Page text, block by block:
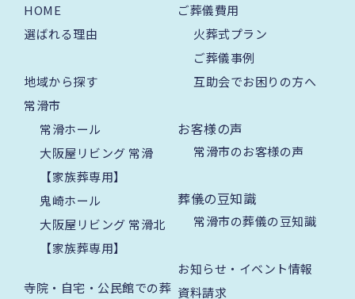
HOME
選ばれる理由
地域から探す
常滑市
常滑ホール
大阪屋リビング 常滑
【家族葬専用】
鬼崎ホール
大阪屋リビング 常滑北
【家族葬専用】
寺院・自宅・公民館での葬
ご葬儀費用
火葬式プラン
ご葬儀事例
互助会でお困りの方へ
お客様の声
常滑市のお客様の声
葬儀の豆知識
常滑市の葬儀の豆知識
お知らせ・イベント情報
資料請求